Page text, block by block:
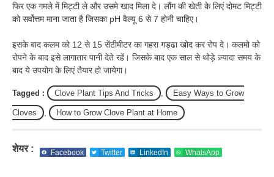
फिर एक गमले में मिट्टी ले और उसमे खाद मिला दे। लौंग की खेती के लिएं दोमट मिट्टी
को सर्वोत्तम माना जाता है जिसका pH वैल्यू 6 से 7 होनी चाहिए।
इसके बाद कलम को 12 से 15 सेंटीमीटर का गहरा गड्ढा खोद कर रोप दे। कलमो को
रोपने के बाद इसे लागातार पानी देते रहें। जिसके बाद एक साल से थोड़े ज़्यादा समय के
बाद ये उपयोग के लिएं तैयार हो जायेगा।
Tagged : Clove Plant Tips And Tricks , Easy Ways to Grow
Cloves , How to Grow Clove Plant at Home
शेयर : Facebook Twitter LinkedIn WhatsApp